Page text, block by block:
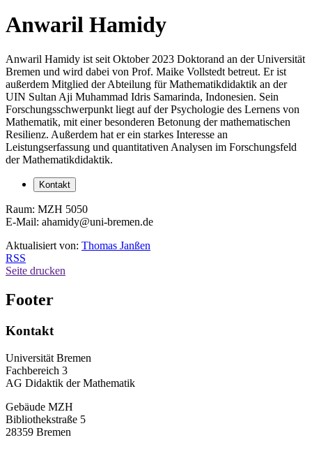
Anwaril Hamidy
Anwaril Hamidy ist seit Oktober 2023 Doktorand an der Universität
Bremen und wird dabei von Prof. Maike Vollstedt betreut. Er ist
außerdem Mitglied der Abteilung für Mathematikdidaktik an der
UIN Sultan Aji Muhammad Idris Samarinda, Indonesien. Sein
Forschungsschwerpunkt liegt auf der Psychologie des Lernens von
Mathematik, mit einer besonderen Betonung der mathematischen
Resilienz. Außerdem hat er ein starkes Interesse an
Leistungserfassung und quantitativen Analysen im Forschungsfeld
der Mathematikdidaktik.
Kontakt
Raum: MZH 5050
E-Mail: ahamidy@uni-bremen.de
Aktualisiert von: Thomas Janßen
RSS
Seite drucken
Footer
Kontakt
Universität Bremen
Fachbereich 3
AG Didaktik der Mathematik
Gebäude MZH
Bibliothekstraße 5
28359 Bremen